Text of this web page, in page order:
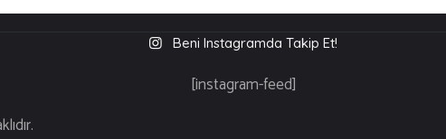
Beni Instagramda Takip Et!
[instagram-feed]
Hakları